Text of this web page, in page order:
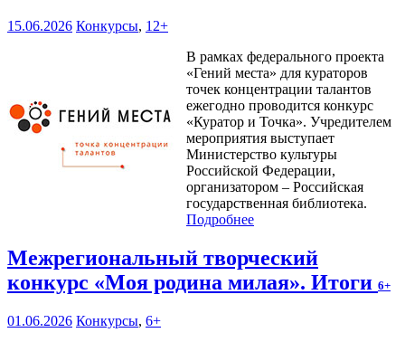
15.06.2026 Конкурсы, 12+
В рамках федерального проекта
«Гений места» для кураторов
точек концентрации талантов
ежегодно проводится конкурс
«Куратор и Точка». Учредителем
мероприятия выступает
Министерство культуры
Российской Федерации,
организатором – Российская
государственная библиотека.
Подробнее
Межрегиональный творческий
конкурс «Моя родина милая». Итоги 6+
01.06.2026 Конкурсы, 6+